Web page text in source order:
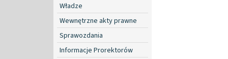
Władze
Wewnętrzne akty prawne
Sprawozdania
Informacje Prorektorów